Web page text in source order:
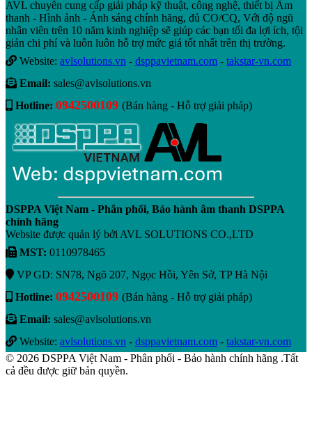
AVL chuyên cung cấp giải pháp kỹ thuật, công nghệ, thiết bị Âm
thanh - Hình ảnh - Ánh sáng chính hãng, đủ CO/CQ, Với độ ngũ
nhân viên trên 10 năm kinh nghiệp sẽ giúp các bạn tối đa lợi ích, tội
giản chi phí và luôn luôn hỗ trợ mức giá tốt nhất trên thị trường.
Website: avlsolutions.vn - dsppavietnam.com - takstar-vn.com
Email: sales@avlsolutions.vn
Hotline: 0942500109 (Bán hàng - Hỗ trợ giải pháp)
DSPPA Việt Nam - Phân phối, Bảo hành âm thanh DSPPA
chính hãng
Website được quản lý bởi AVL SOLUTIONS CO.,LTD
MST: 0110978465
VP GD: SN78, Ngõ 207, Ngọc Hồi, Yên Sở, TP Hà Nội
Hotline: 0942500109 (Bán hàng - Hỗ trợ giải pháp)
Email: sales@avlsolutions.vn
Website: avlsolutions.vn - dsppavietnam.com - takstar-vn.com
© 2026 DSPPA Việt Nam - Phân phối - Bảo hành chính hãng .Tất
cả đều được giữ bản quyền.